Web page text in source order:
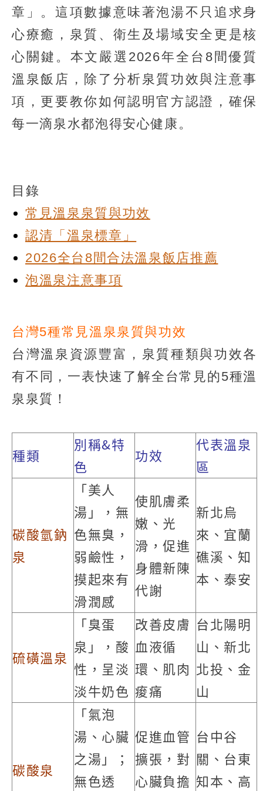
章」。這項數據意味著泡湯不只追求身
心療癒，泉質、衛生及場域安全更是核
心關鍵。本文嚴選2026年全台8間優質
溫泉飯店，除了分析泉質功效與注意事
項，更要教你如何認明官方認證，確保
每一滴泉水都泡得安心健康。
目錄
常見溫泉泉質與功效
認清「溫泉標章」
2026全台8間合法溫泉飯店推薦
泡溫泉注意事項
台灣5種常見溫泉泉質與功效
台灣溫泉資源豐富，泉質種類與功效各
有不同，一表快速了解全台常見的5種溫
泉泉質！
種類
別稱&特
色
功效
代表溫泉
區
碳酸氫鈉
泉
「美人
湯」，無
色無臭，
弱鹼性，
摸起來有
滑潤感
使肌膚柔
嫩、光
滑，促進
身體新陳
代謝
新北烏
來、宜蘭
礁溪、知
本、泰安
硫磺溫泉
「臭蛋
泉」，酸
性，呈淡
淡牛奶色
改善皮膚
血液循
環、肌肉
痠痛
台北陽明
山、新北
北投、金
山
碳酸泉
「氣泡
湯、心臟
之湯」；
無色透
促進血管
擴張，對
心臟負擔
台中谷
關、台東
知本、高